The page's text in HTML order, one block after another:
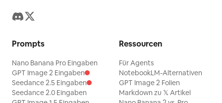
Prompts
Nano Banana Pro Eingaben
GPT Image 2 Eingaben
Seedance 2.5 Eingaben
Seedance 2.0 Eingaben
Ressourcen
Für Agents
NotebookLM-Alternativen
GPT Image 2 Folien
Markdown zu 𝕏 Artikel